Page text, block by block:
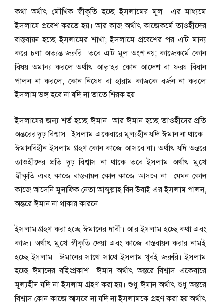
কথা অর্থাৎ মৌখিক স্বীকৃতি হচ্ছে ইসলামের মূল। এর মাধ্যমে
ইসলামে প্রবেশ করতে হয়। আর কাজ অর্থাৎ কাজেকর্মে তাওহীদের
বাস্তবায়ন হচ্ছে ইসলামের শাখা; ইসলামে প্রবেশের পর এটি মান্য
করে চলা অত্যন্ত জরুরি। তবে এটি মূল অংশ নয়; কাজেকর্মে কোন
বিষয় অমান্য করলে অর্থাৎ আল্লাহর কোন আদেশ বা ফরয বিধান
পালন না করলে, কোন নিষেধ বা হারাম কাজকে বর্জন না করলে
ইসলাম ভঙ্গ হবে না যদি না তাতে শিরক হয়।
ইসলামের জন্য শর্ত হচ্ছে ঈমান। আর ঈমান হচ্ছে তাওহীদের প্রতি
অন্তরের দৃঢ় বিশ্বাস। ইসলাম একেবারে মূল্যহীন যদি ঈমান না থাকে।
ঈমানবিহীন ইসলাম গ্রহণ কোন কাজে আসবে না। অর্থাৎ যদি অন্তরে
তাওহীদের প্রতি দৃঢ় বিশ্বাস না থাকে তবে ইসলাম অর্থাৎ মুখে
স্বীকৃতি এবং কাজে বাস্তবায়ন কোন কাজে আসবে না। যেমন কোন
কাজে আসেনি মুনাফিক নেতা আব্দুল্লাহ বিন উবাই এর ইসলাম পালন,
অন্তরে ঈমান না থাকার কারনে।
ইসলাম গ্রহণ করা হচ্ছে ঈমানের দাবী। আর ইসলাম হচ্ছে কথা এবং
কাজ। অর্থাৎ মুখে স্বীকৃতি দেয়া এবং কাজে বাস্তবায়ন করার নামই
হচ্ছে ইসলাম। ঈমানের সাথে সাথে ইসলাম খুবই জরুরি। ইসলাম
হচ্ছে ঈমানের বহিঃপ্রকাশ। ঈমান অর্থাৎ অন্তরে বিশ্বাস একেবারে
মূল্যহীন যদি না ইসলাম গ্রহণ করা হয়। শুধু ঈমান অর্থাৎ শুধু অন্তরে
বিশ্বাস কোন কাজে আসবে না যদি না ইসলামকে গ্রহণ করা হয় অর্থাৎ